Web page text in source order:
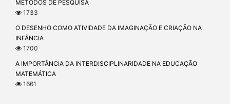
MÉTODOS DE PESQUISA
1733
O DESENHO COMO ATIVIDADE DA IMAGINAÇÃO E CRIAÇÃO NA
INFÂNCIA
1700
A IMPORTÂNCIA DA INTERDISCIPLINARIDADE NA EDUCAÇÃO
MATEMÁTICA
1661